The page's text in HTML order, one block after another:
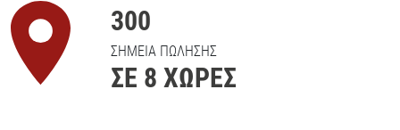
300
ΣΗΜΕΙΑ ΠΩΛΗΣΗΣ
ΣΕ 8 ΧΩΡΕΣ